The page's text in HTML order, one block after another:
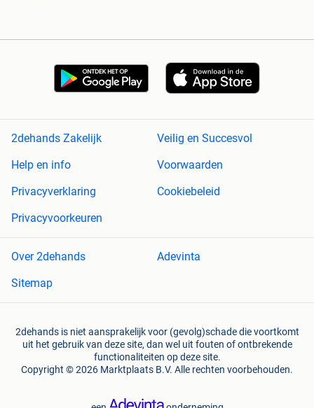
2dehands Zakelijk
Veilig en Succesvol
Help en info
Voorwaarden
Privacyverklaring
Cookiebeleid
Privacyvoorkeuren
Over 2dehands
Adevinta
Sitemap
2dehands is niet aansprakelijk voor (gevolg)schade die voortkomt
uit het gebruik van deze site, dan wel uit fouten of ontbrekende
functionaliteiten op deze site.
Copyright © 2026 Marktplaats B.V. Alle rechten voorbehouden.